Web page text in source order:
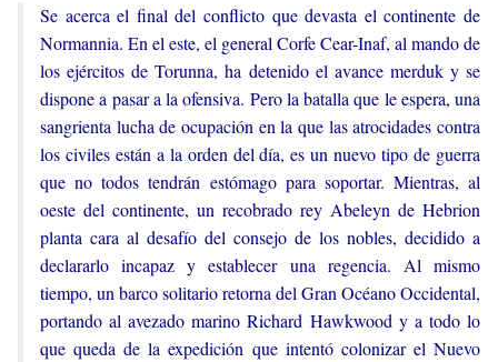
Se acerca el final del conflicto que devasta el continente de
Normannia. En el este, el general Corfe Cear-Inaf, al mando de
los ejércitos de Torunna, ha detenido el avance merduk y se
dispone a pasar a la ofensiva. Pero la batalla que le espera, una
sangrienta lucha de ocupación en la que las atrocidades contra
los civiles están a la orden del día, es un nuevo tipo de guerra
que no todos tendrán estómago para soportar. Mientras, al
oeste del continente, un recobrado rey Abeleyn de Hebrion
planta cara al desafío del consejo de los nobles, decidido a
declararlo incapaz y establecer una regencia. Al mismo
tiempo, un barco solitario retorna del Gran Océano Occidental,
portando al avezado marino Richard Hawkwood y a todo lo
que queda de la expedición que intentó colonizar el Nuevo